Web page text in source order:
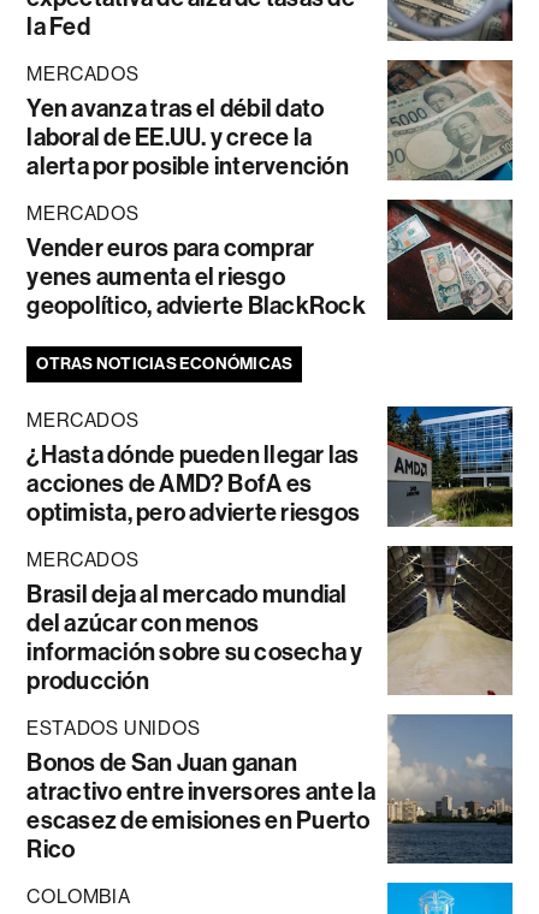
la Fed
MERCADOS
Yen avanza tras el débil dato
laboral de EE.UU. y crece la
alerta por posible intervención
MERCADOS
Vender euros para comprar
yenes aumenta el riesgo
geopolítico, advierte BlackRock
OTRAS NOTICIAS ECONÓMICAS
MERCADOS
¿Hasta dónde pueden llegar las
acciones de AMD? BofA es
optimista, pero advierte riesgos
MERCADOS
Brasil deja al mercado mundial
del azúcar con menos
información sobre su cosecha y
producción
ESTADOS UNIDOS
Bonos de San Juan ganan
atractivo entre inversores ante la
escasez de emisiones en Puerto
Rico
COLOMBIA